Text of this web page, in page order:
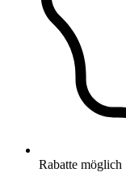
Rabatte möglich